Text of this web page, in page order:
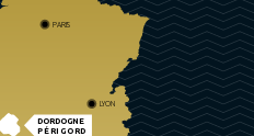
DORDOGNE
PÉRIGORD
PARIS
LYON